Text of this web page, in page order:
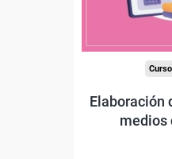
Elaboración
medios